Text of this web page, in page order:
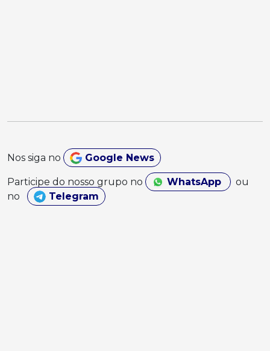
Nos siga no Google News
Participe do nosso grupo no WhatsApp
ou
no
Telegram